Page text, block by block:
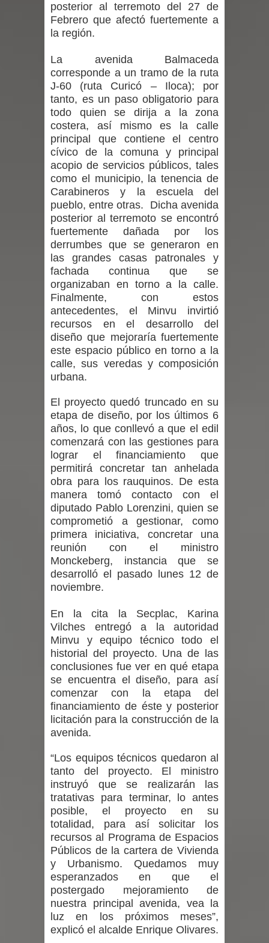
niños y adolescentes durante la
emergencia.
Del anime al K-pop: especialistas U.
de Chile analizan el creciente interés
por las culturas japonesa y coreana
Renuncia del seremi Minvu en el
Maule golpea al Gobierno en medio de
denuncias por viviendas sociales en
Talca
Diputado Jorge Guzmán rechaza
proyecto de interconexión eléctrica
en la alta cordillera del Maule por su
impacto ambiental
INDAP entregó $189 millones en
incentivos a usuarios de PRODESAL
Municipalidad de Curicó apuesta a la
innovación en tecnología educativa
con nuevas pantallas interactivas del
Colegio El Boldo
Municipalidad de Curicó inició
proceso de vacunación escolar
Se activa Código Azul en Talca ante
las bajas temperaturas
posterior al terremoto del 27 de
Febrero que afectó fuertemente a
la región.
La avenida Balmaceda
corresponde a un tramo de la ruta
J-60 (ruta Curicó – Iloca); por
tanto, es un paso obligatorio para
todo quien se dirija a la zona
costera, así mismo es la calle
principal que contiene el centro
cívico de la comuna y principal
acopio de servicios públicos, tales
como el municipio, la tenencia de
Carabineros y la escuela del
pueblo, entre otras. Dicha avenida
posterior al terremoto se encontró
fuertemente dañada por los
derrumbes que se generaron en
las grandes casas patronales y
fachada continua que se
organizaban en torno a la calle.
Finalmente, con estos
antecedentes, el Minvu invirtió
recursos en el desarrollo del
diseño que mejoraría fuertemente
este espacio público en torno a la
calle, sus veredas y composición
urbana.
El proyecto quedó truncado en su
etapa de diseño, por los últimos 6
años, lo que conllevó a que el edil
comenzará con las gestiones para
lograr el financiamiento que
permitirá concretar tan anhelada
obra para los rauquinos. De esta
manera tomó contacto con el
diputado Pablo Lorenzini, quien se
comprometió a gestionar, como
primera iniciativa, concretar una
reunión con el ministro
Monckeberg, instancia que se
desarrolló el pasado lunes 12 de
noviembre.
En la cita la Secplac, Karina
Vilches entregó a la autoridad
Minvu y equipo técnico todo el
historial del proyecto. Una de las
conclusiones fue ver en qué etapa
se encuentra el diseño, para así
comenzar con la etapa del
financiamiento de éste y posterior
licitación para la construcción de la
avenida.
“Los equipos técnicos quedaron al
tanto del proyecto. El ministro
instruyó que se realizarán las
tratativas para terminar, lo antes
posible, el proyecto en su
totalidad, para así solicitar los
recursos al Programa de Espacios
Públicos de la cartera de Vivienda
y Urbanismo. Quedamos muy
esperanzados en que el
postergado mejoramiento de
nuestra principal avenida, vea la
luz en los próximos meses”,
explicó el alcalde Enrique Olivares.